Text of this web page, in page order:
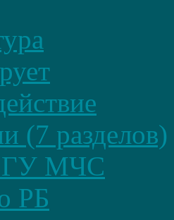
(7 разделов)
ГУ МЧС
РБ